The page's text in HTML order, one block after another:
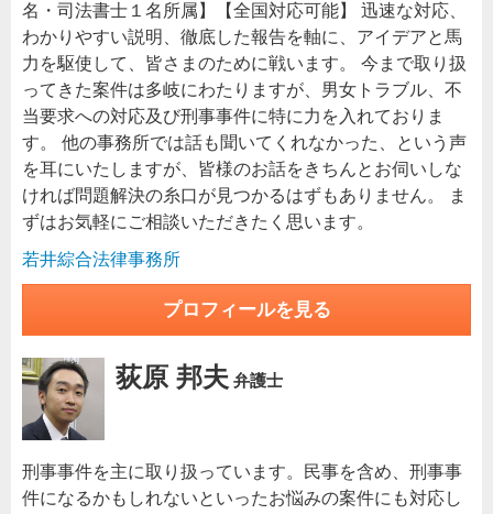
名・司法書士１名所属】【全国対応可能】 迅速な対応、
わかりやすい説明、徹底した報告を軸に、アイデアと馬
力を駆使して、皆さまのために戦います。 今まで取り扱
ってきた案件は多岐にわたりますが、男女トラブル、不
当要求への対応及び刑事事件に特に力を入れておりま
す。 他の事務所では話も聞いてくれなかった、という声
を耳にいたしますが、皆様のお話をきちんとお伺いしな
ければ問題解決の糸口が見つかるはずもありません。 ま
ずはお気軽にご相談いただきたく思います。
若井綜合法律事務所
プロフィールを見る
荻原 邦夫 弁護士
刑事事件を主に取り扱っています。民事を含め、刑事事
件になるかもしれないといったお悩みの案件にも対応し